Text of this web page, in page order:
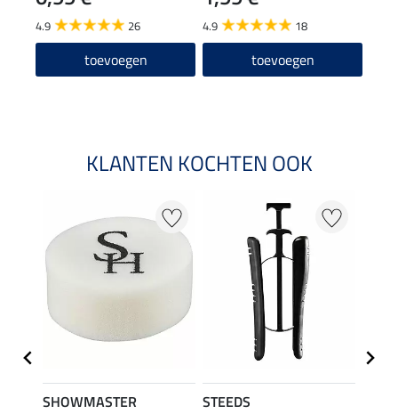
4.9 26
toevoegen
4.9 18
toevoegen
KLANTEN KOCHTEN OOK
SHOWMASTER
STEEDS